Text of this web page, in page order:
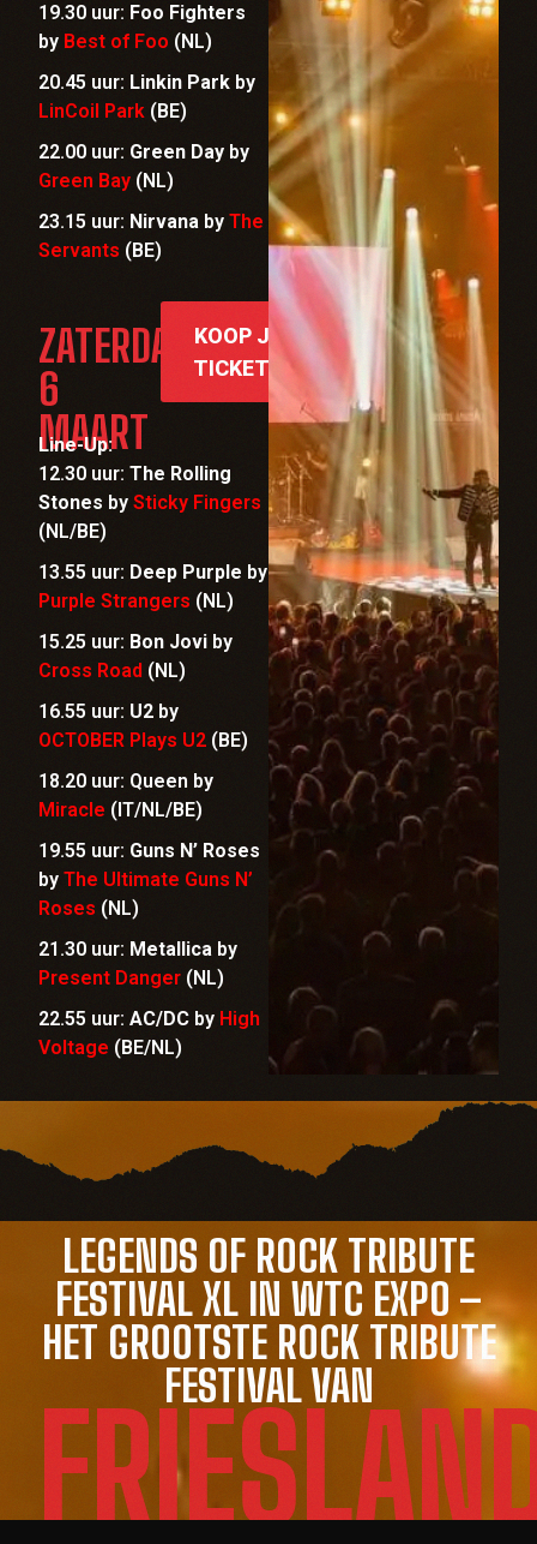
19.30 uur: Foo Fighters
by Best of Foo (NL)
20.45 uur: Linkin Park by
LinCoil Park (BE)
22.00 uur: Green Day by
Green Bay (NL)
23.15 uur: Nirvana by The
Servants (BE)
ZATERDAG
6
MAART
KOOP JE
TICKETS
Line-Up:
12.30 uur: The Rolling
Stones by Sticky Fingers
(NL/BE)
13.55 uur: Deep Purple by
Purple Strangers (NL)
15.25 uur: Bon Jovi by
Cross Road (NL)
16.55 uur: U2 by
OCTOBER Plays U2 (BE)
18.20 uur: Queen by
Miracle (IT/NL/BE)
19.55 uur: Guns N’ Roses
by The Ultimate Guns N’
Roses (NL)
21.30 uur: Metallica by
Present Danger (NL)
22.55 uur: AC/DC by High
Voltage (BE/NL)
LEGENDS OF ROCK TRIBUTE
FESTIVAL XL IN WTC EXPO –
HET GROOTSTE ROCK TRIBUTE
FESTIVAL VAN